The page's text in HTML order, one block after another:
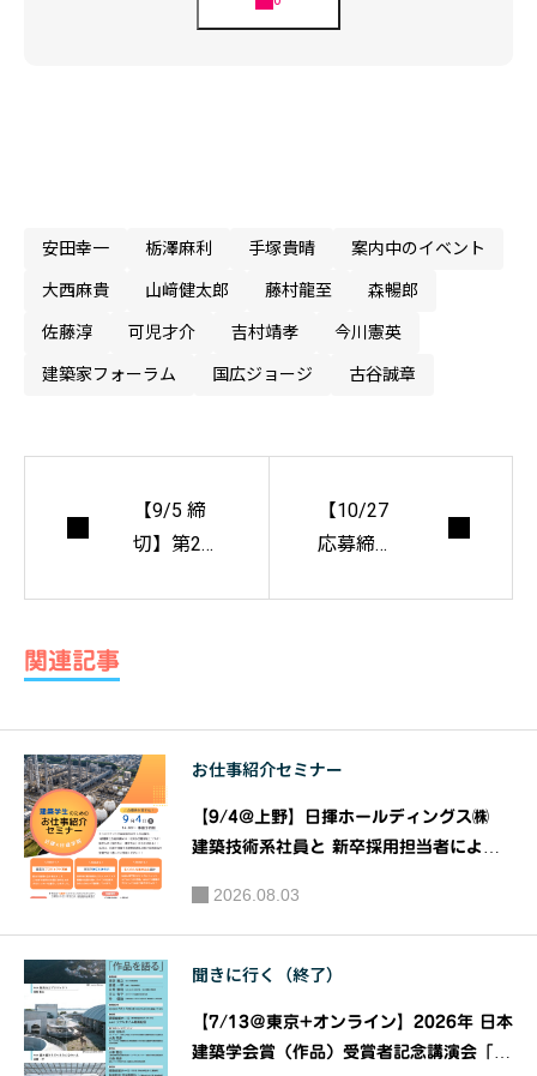
安田幸一 栃澤麻利 手塚貴晴 案内中のイベント
大西麻貴 山﨑健太郎 藤村龍至 森暢郎
佐藤淳 可児才介 吉村靖孝 今川憲英
建築家フォーラム 国広ジョージ 古谷誠章
【9/5 締
切】第25
空間を考
える』
（高校生
の部)｜主
建築都市
工学部建
築学科
【10/27
応募締
『秋田県
立大学 高
校生建築
催：秋田
県立大学
関連記事
お仕事紹介セミナー
【9/4@上野】日揮ホールディングス㈱
建築技術系社員と 新卒採用担当者による
ー』｜共催：日揮ホールディングス株式会
社 株式会社建築資料研究社
2026.08.03
聞きに行く（終了）
【7/13＠東京+オンライン】2026年 日本
建築学会賞（作品）受賞者記念講演会「作